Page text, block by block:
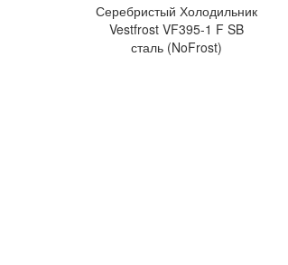
Серебристый Холодильник
Vestfrost VF395-1 F SB
сталь (NoFrost)